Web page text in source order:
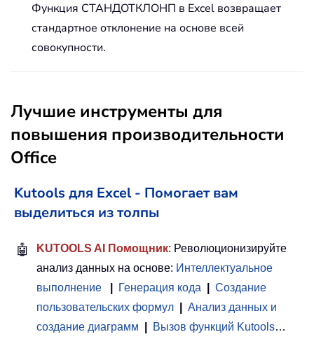
Функция СТАНДОТКЛОНП в Excel возвращает
стандартное отклонение на основе всей
совокупности.
Лучшие инструменты для
повышения производительности
Office
Kutools для Excel - Помогает вам
выделиться из толпы
🤖 KUTOOLS AI Помощник: Революционизируйте
анализ данных на основе: Интеллектуальное
выполнение
Генерация кода
Создание
пользовательских формул
Анализ данных и
создание диаграмм
Вызов функций Kutools…